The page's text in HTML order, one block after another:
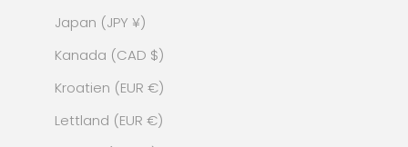
Japan (JPY ¥)
Kanada (CAD $)
Kroatien (EUR €)
Lettland (EUR €)